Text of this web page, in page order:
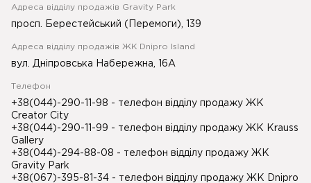
Адреса відділу продажів Gravity Park
просп. Берестейський (Перемоги), 139
Адреса відділу продажів ЖК Dnipro Island
вул. Дніпровська Набережна, 16А
Телефон
+38(044)-290-11-98 - телефон відділу продажу ЖК
Creator City
+38(044)-290-11-99 - телефон відділу продажу ЖК Krauss
Gallery
+38(044)-294-88-08 - телефон відділу продажу ЖК
Gravity Park
+38(067)-395-81-34 - телефон відділу продажу ЖК Dnipro